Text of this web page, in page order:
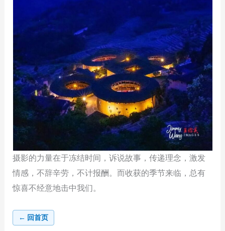
摄影的力量在于冻结时间，诉说故事，传递理念，激发
情感，不辞辛劳，不计报酬。而收获的季节来临，总有
惊喜不经意地击中我们。
← 回首页